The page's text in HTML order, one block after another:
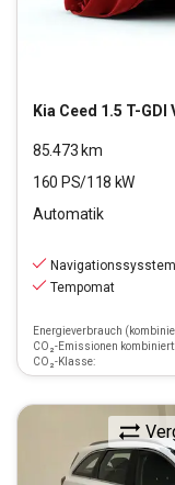
Kia Ceed 1.5 T-GDI
85.473 km
160 PS/118 kW
Automatik
Navigationssysstem
Tempomat
Energieverbrauch
CO₂-Emissionen
CO₂-Klasse: